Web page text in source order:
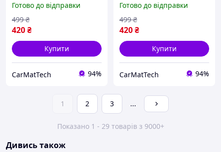
Skoda сіра з сірою
ниткою, малий ромб
SPALMRGGV028
Готово до відправки
420₴
499 ₴
Купити
CarMatTech 94%
Skoda червона з
червоною ниткою, малий
ромб SPALMRRRV028
Готово до відправки
420₴
499 ₴
Купити
CarMatTech 94%
1 2 3 ...
Показано 1 - 29 товарів з 9000+
Дивись також